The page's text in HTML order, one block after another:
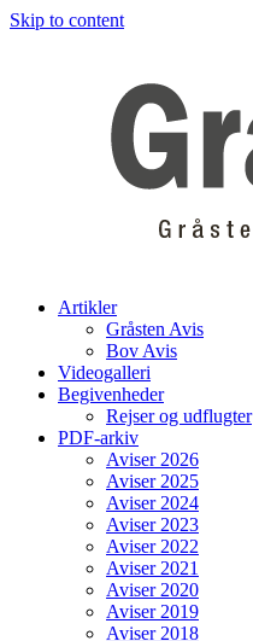
Skip to content
Artikler
Gråsten Avis
Bov Avis
Videogalleri
Begivenheder
Rejser og udflugter
PDF-arkiv
Aviser 2026
Aviser 2025
Aviser 2024
Aviser 2023
Aviser 2022
Aviser 2021
Aviser 2020
Aviser 2019
Aviser 2018